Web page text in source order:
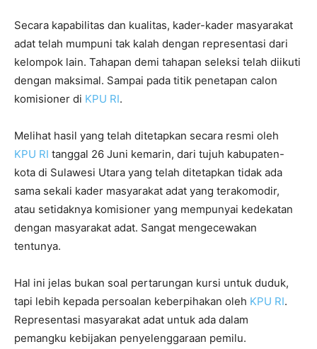
Secara kapabilitas dan kualitas, kader-kader masyarakat
adat telah mumpuni tak kalah dengan representasi dari
kelompok lain. Tahapan demi tahapan seleksi telah diikuti
dengan maksimal. Sampai pada titik penetapan calon
komisioner di KPU RI.
Melihat hasil yang telah ditetapkan secara resmi oleh
KPU RI tanggal 26 Juni kemarin, dari tujuh kabupaten-
kota di Sulawesi Utara yang telah ditetapkan tidak ada
sama sekali kader masyarakat adat yang terakomodir,
atau setidaknya komisioner yang mempunyai kedekatan
dengan masyarakat adat. Sangat mengecewakan
tentunya.
Hal ini jelas bukan soal pertarungan kursi untuk duduk,
tapi lebih kepada persoalan keberpihakan oleh KPU RI.
Representasi masyarakat adat untuk ada dalam
pemangku kebijakan penyelenggaraan pemilu.